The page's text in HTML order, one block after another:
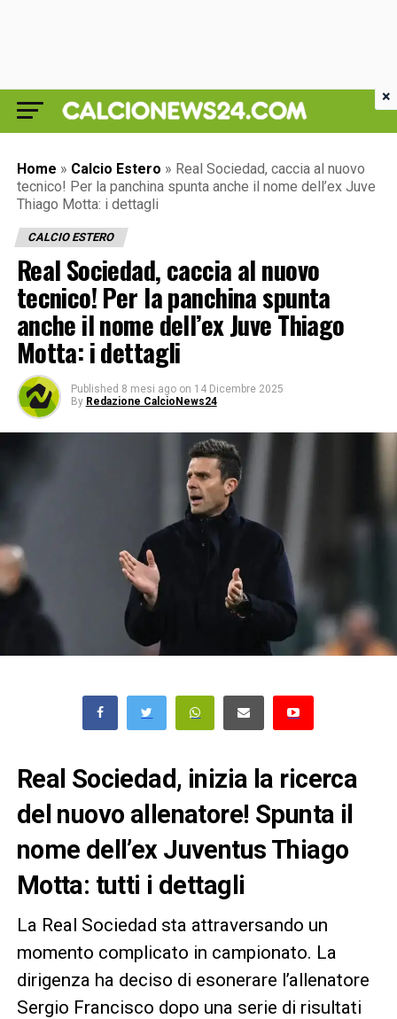
Home » Calcio Estero » Real Sociedad, caccia al nuovo
tecnico! Per la panchina spunta anche il nome dell’ex Juve
Thiago Motta: i dettagli
CALCIO ESTERO
Real Sociedad, caccia al nuovo
tecnico! Per la panchina spunta
anche il nome dell’ex Juve Thiago
Motta: i dettagli
Published 8 mesi ago on 14 Dicembre 2025
By Redazione CalcioNews24
Real Sociedad, inizia la ricerca
del nuovo allenatore! Spunta il
nome dell’ex Juventus Thiago
Motta: tutti i dettagli
La Real Sociedad sta attraversando un
momento complicato in campionato. La
dirigenza ha deciso di esonerare l’allenatore
Sergio Francisco dopo una serie di risultati
×